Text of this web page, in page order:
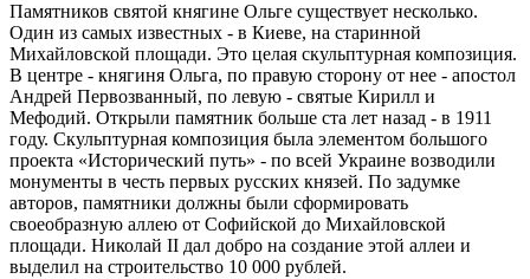
Памятников святой княгине Ольге существует несколько.
Один из самых известных - в Киеве, на старинной
Михайловской площади. Это целая скульптурная композиция.
В центре - княгиня Ольга, по правую сторону от нее - апостол
Андрей Первозванный, по левую - святые Кирилл и
Мефодий. Открыли памятник больше ста лет назад - в 1911
году. Скульптурная композиция была элементом большого
проекта «Исторический путь» - по всей Украине возводили
монументы в честь первых русских князей. По задумке
авторов, памятники должны были сформировать
своеобразную аллею от Софийской до Михайловской
площади. Николай II дал добро на создание этой аллеи и
выделил на строительство 10 000 рублей.